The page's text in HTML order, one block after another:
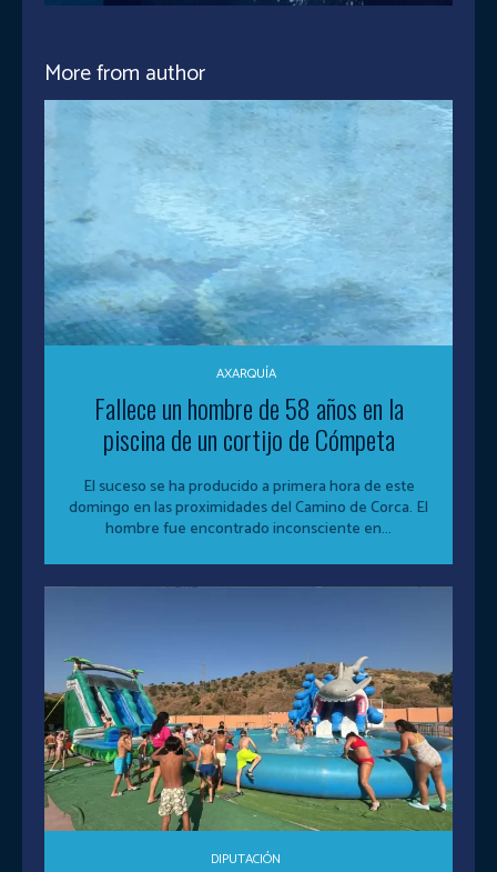
More from author
AXARQUÍA
Fallece un hombre de 58 años en la
piscina de un cortijo de Cómpeta
El suceso se ha producido a primera hora de este
domingo en las proximidades del Camino de Corca. El
hombre fue encontrado inconsciente en...
DIPUTACIÓN